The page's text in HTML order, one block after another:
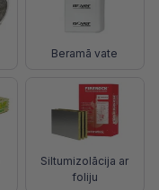
Beramā vate
Siltumizolācija ar
foliju